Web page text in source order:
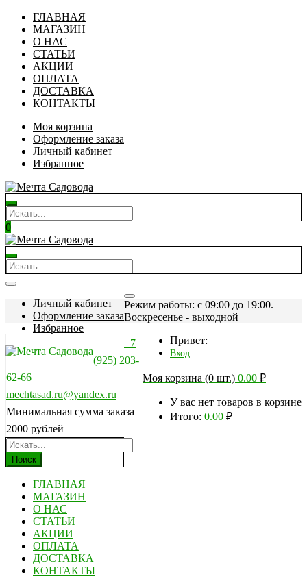
ГЛАВНАЯ
МАГАЗИН
О НАС
СТАТЬИ
АКЦИИ
ОПЛАТА
ДОСТАВКА
КОНТАКТЫ
Моя корзина
Оформление заказа
Личный кабинет
Избранное
0
Личный кабинет
Оформление заказа
Избранное
Режим работы: c 09:00 до 19:00.
Воскресенье - выходной
Привет:
Вход
Моя корзина (0 шт.) 0.00 ₽
У вас нет товаров в корзине
Итого: 0.00 ₽
+7
(925) 203-
62-66
mechtasad.ru@yandex.ru
Минимальная сумма заказа
2000 рублей
Поиск
ГЛАВНАЯ
МАГАЗИН
О НАС
СТАТЬИ
АКЦИИ
ОПЛАТА
ДОСТАВКА
КОНТАКТЫ